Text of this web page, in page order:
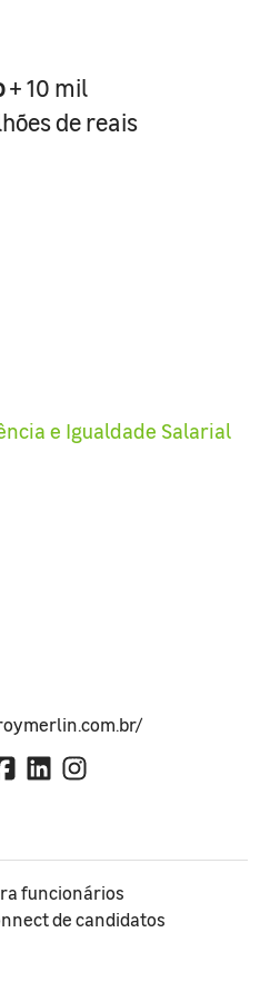
+ 10 mil
de reais
e Igualdade Salarial
funcionários
de candidatos